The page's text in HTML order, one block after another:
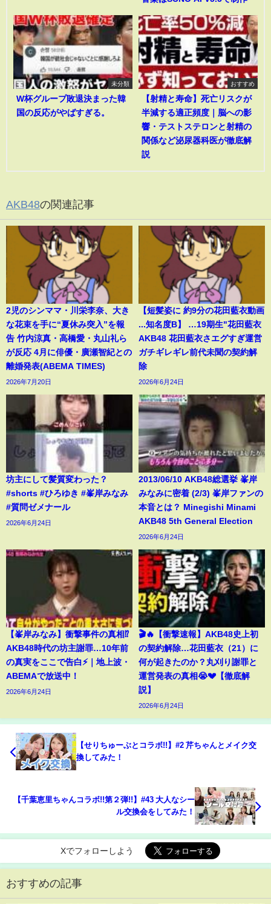
未分類
W杯グループ敗退決まった韓
国の反応がやばすぎる。
おすすめ
【射精と寿命】死亡リスクが
半減する適正頻度｜脳への影
響・テストステロンと射精の
関係など泌尿器科医が徹底解
説
AKB48の関連記事
2児のシンママ・川栄李奈、大き
な花束を手に“夏休み突入”を報
告 竹内涼真・高橋愛・丸山礼ら
が反応 4月に俳優・廣瀬智紀との
離婚発表(ABEMA TIMES)
2026年7月20日
【短髪姿に 約9分の花田藍衣動画
...知名度B】 …19期生"花田藍衣
AKB48 花田藍衣さエグすぎ運営
ガチギレギレ前代未聞の契約解
除
2026年6月24日
坊主にして髪質変わった？
#shorts #ひろゆき #峯岸みなみ
#質問ゼメナール
2026年6月24日
2013/06/10 AKB48総選挙 峯岸
みなみに密着 (2/3) 峯岸ファンの
本音とは？ Minegishi Minami
AKB48 5th General Election
2026年6月24日
【峯岸みなみ】衝撃事件の真相⁉️
AKB48時代の坊主謝罪…10年前
の真実をここで告白⚡️｜地上波・
ABEMAで放送中！
2026年6月24日
🎬🔥【衝撃速報】AKB48史上初
の契約解除…花田藍衣（21）に
何が起きたのか？丸刈り謝罪と
運営発表の真相😭💔【徹底解
説】
2026年6月24日
【せりちゅーぶとコラボ!!】#2 芹ちゃんとメイク交
換してみた！
【千葉恵里ちゃんコラボ!!第２弾!!】#43 大人なシー
ル交換会をしてみた！
Xでフォローしよう
おすすめの記事